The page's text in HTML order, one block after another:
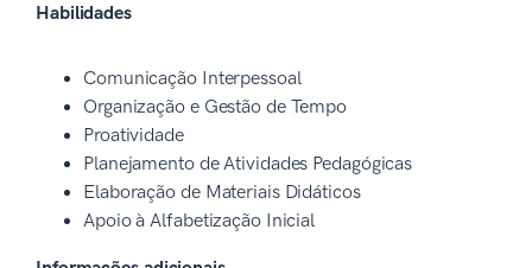
Habilidades
Comunicação Interpessoal
Organização e Gestão de Tempo
Proatividade
Planejamento de Atividades Pedagógicas
Elaboração de Materiais Didáticos
Apoio à Alfabetização Inicial